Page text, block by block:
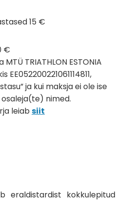
15 €
€
TRIATHLON ESTONIA
ja kui maksja ei ole ise
nimed.
leiab siit
eraldistardist kokkulepitud